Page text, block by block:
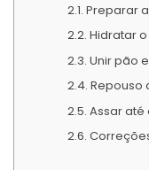
Preparar
Hidratar
Unir pão
Repouso
Assar até